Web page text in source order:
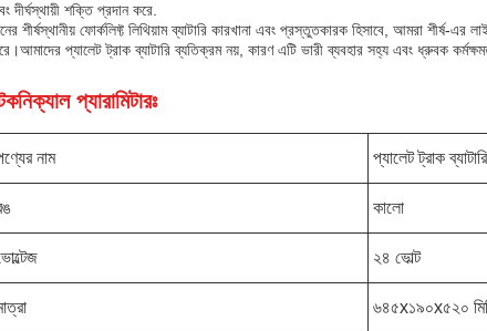
দীর্ঘস্থায়ী শক্তি প্রদান করে.
শীর্ষস্থানীয় ফোর্কলিফ্ট লিথিয়াম ব্যাটারি কারখানা এবং প্রস্তুতকারক হিসাবে, আমরা শীর্ষ-এর
প্যালেট ট্রাক ব্যাটারি ব্যতিক্রম নয়, কারণ এটি ভারী ব্যবহার সহ্য এবং ধ্রুবক
প্যারামিটারঃ
নাম প্যালেট ট্রাক ব্যাটারি
কালো
২৪ ভোল্ট
৬৪৫x১৯০x৫২০